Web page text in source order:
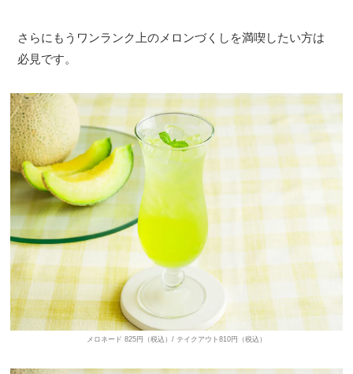
さらにもうワンランク上のメロンづくしを満喫したい方は
必見です。
メロネード 825円（税込）/ テイクアウト810円（税込）